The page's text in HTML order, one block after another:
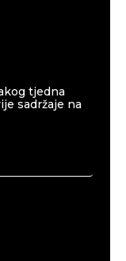
tjedna
sadržaje na